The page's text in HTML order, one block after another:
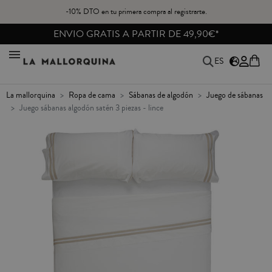
-10% DTO en tu primera compra al registrarte.
ENVIO GRATIS A PARTIR DE 49,90€*
ES
la mallorquina ropa de cama sábanas de algodón
juego de sábanas
juego sábanas algodón satén 3 piezas - lince